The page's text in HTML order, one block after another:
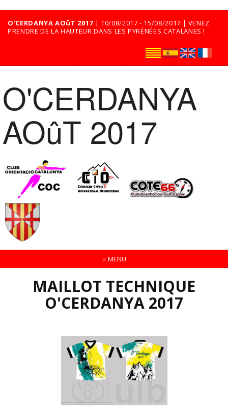
O'CERDANYA AOûT 2017 | 10/08/2017 - 15/08/2017 | VENEZ
PRENDRE DE LA HAUTEUR DANS LES PYRÉNÉES CATALANES !
O'CERDANYA
AOûT 2017
≡ MENU
MAILLOT TECHNIQUE
O'CERDANYA 2017